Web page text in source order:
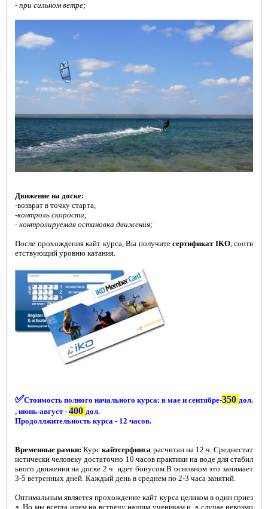
- при сильном ветре;
Движение на доске:
-возврат в точку старта,
-контроль скорости,
- контролируемая остановка движения;
После прохождения кайт курса, Вы получите сертификат IKO, соотв
етствующий уровню катания.
✅Стоимость полного начального курса: в мае и сентябре-350 дол.
, июнь-август - 400 дол.
Продоллжительность курса - 12 часов.
Временные рамки:Курскайтсерфинга расчитан на 12 ч. Среднестат
истически человеку достаточно 10 часов практики на воде для стабил
ьного движения на доске 2 ч. идет бонусом.В основном это занимает
3-5 ветренных дней. Каждый день в среднем по 2-3 часа занятий.
Оптимальным является прохождение кайт курса целиком в один приез
д. Но мы всегда идем на встречу нашим ученикам и в случае невозмо